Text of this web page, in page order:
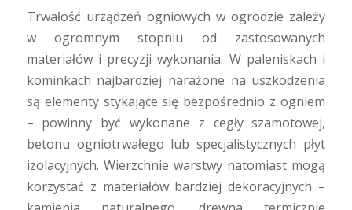
Trwałość urządzeń ogniowych w ogrodzie zależy
w ogromnym stopniu od zastosowanych
materiałów i precyzji wykonania. W paleniskach i
kominkach najbardziej narażone na uszkodzenia
są elementy stykające się bezpośrednio z ogniem
– powinny być wykonane z cegły szamotowej,
betonu ogniotrwałego lub specjalistycznych płyt
izolacyjnych. Wierzchnie warstwy natomiast mogą
korzystać z materiałów bardziej dekoracyjnych –